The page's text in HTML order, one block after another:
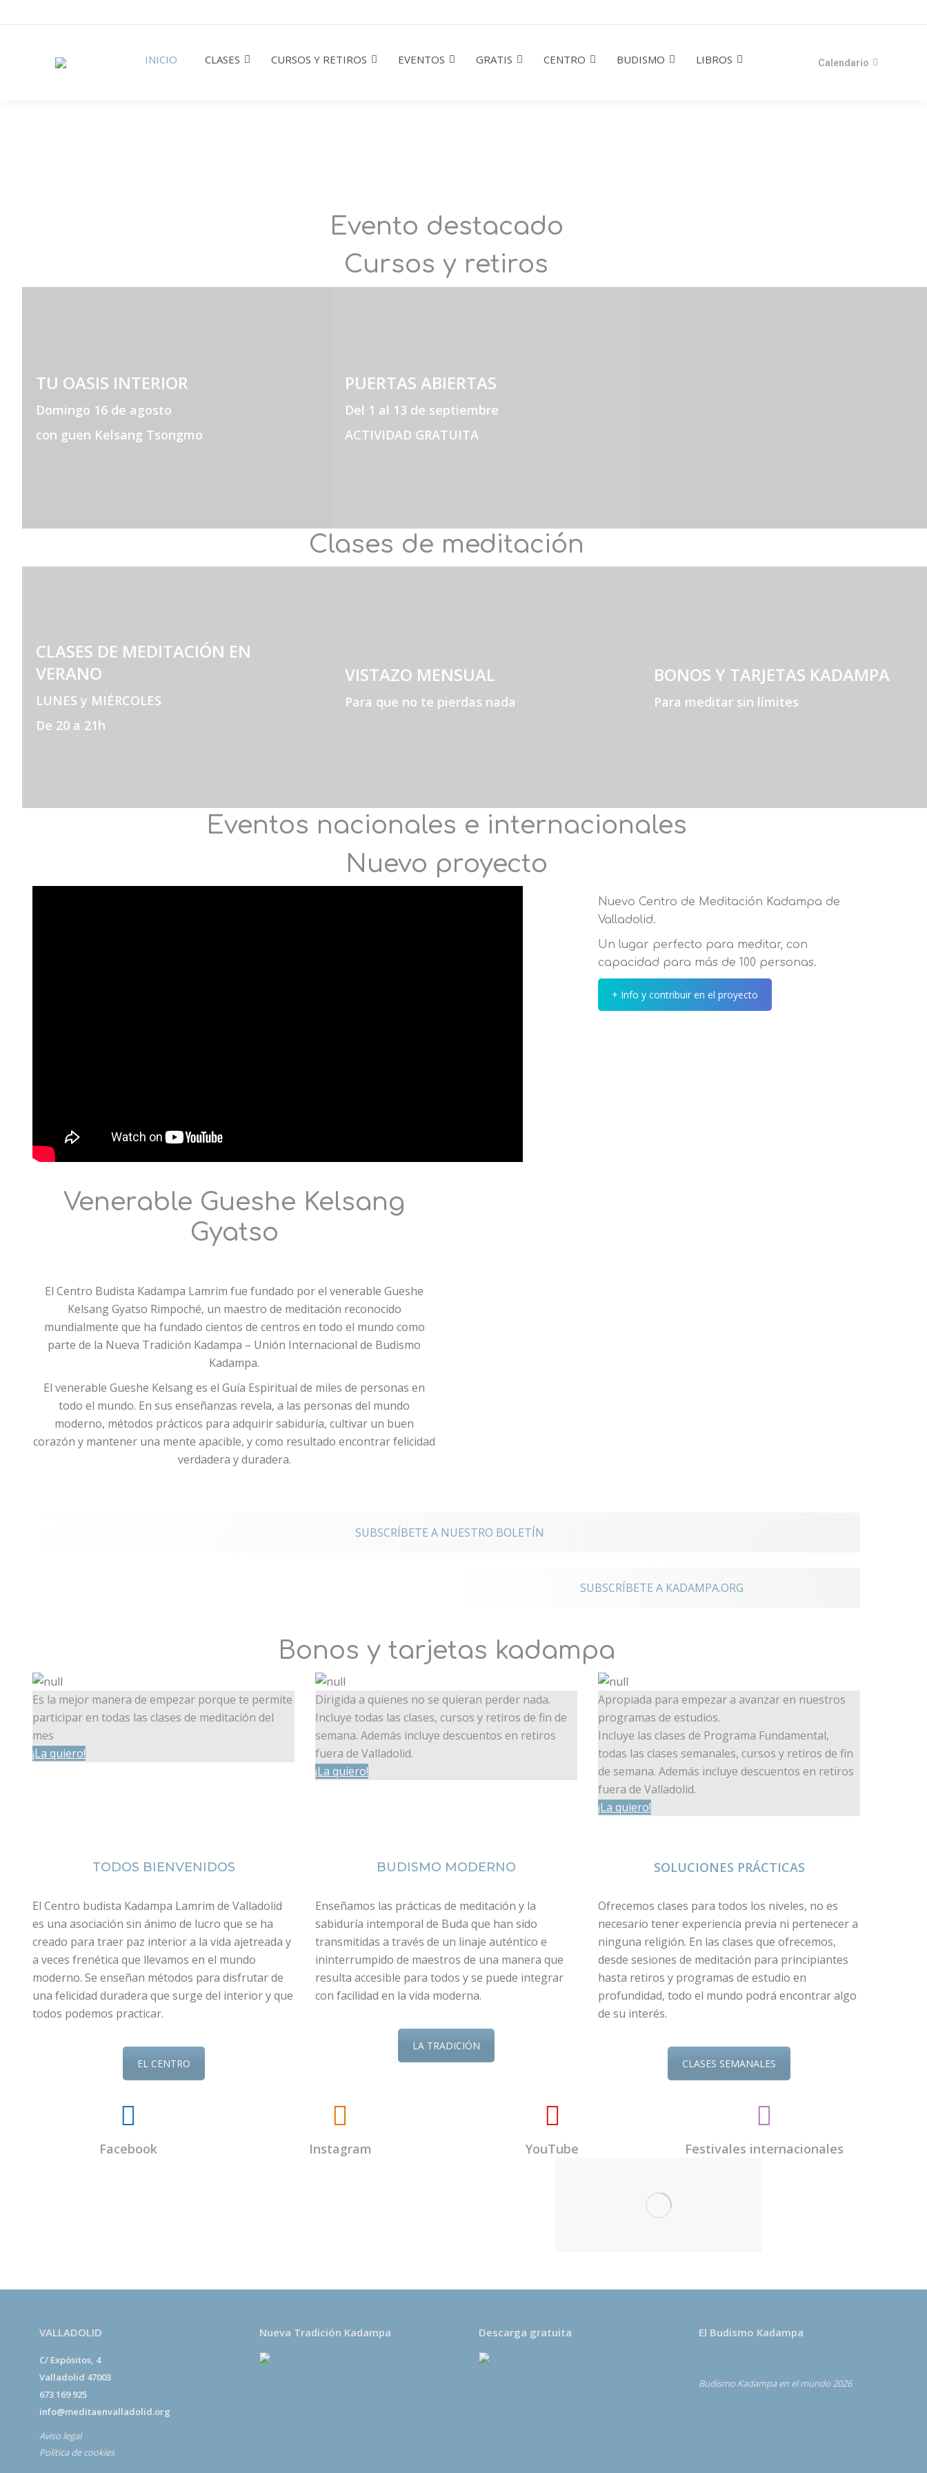
INICIO CLASES CURSOS Y RETIROS EVENTOS GRATIS CENTRO BUDISMO LIBROS Calendario
Evento destacado
Cursos y retiros
TU OASIS INTERIOR
Domingo 16 de agosto
con guen Kelsang Tsongmo
PUERTAS ABIERTAS
Del 1 al 13 de septiembre
ACTIVIDAD GRATUITA
Clases de meditación
CLASES DE MEDITACIÓN EN
VERANO
LUNES y MIÉRCOLES
De 20 a 21h
VISTAZO MENSUAL
Para que no te pierdas nada
BONOS Y TARJETAS KADAMPA
Para meditar sin límites
Eventos nacionales e internacionales
Nuevo proyecto
Nuevo Centro de Meditación Kadampa de
Valladolid.
Un lugar perfecto para meditar, con
capacidad para más de 100 personas.
+ Info y contribuir en el proyecto
Venerable Gueshe Kelsang
Gyatso
El Centro Budista Kadampa Lamrim fue fundado por el venerable Gueshe
Kelsang Gyatso Rimpoché, un maestro de meditación reconocido
mundialmente que ha fundado cientos de centros en todo el mundo como
parte de la Nueva Tradición Kadampa – Unión Internacional de Budismo
Kadampa.
El venerable Gueshe Kelsang es el Guía Espiritual de miles de personas en
todo el mundo. En sus enseñanzas revela, a las personas del mundo
moderno, métodos prácticos para adquirir sabiduría, cultivar un buen
corazón y mantener una mente apacible, y como resultado encontrar felicidad
verdadera y duradera.
SUBSCRÍBETE A NUESTRO BOLETÍN
SUBSCRÍBETE A KADAMPA.ORG
Bonos y tarjetas kadampa
Es la mejor manera de empezar porque te permite
participar en todas las clases de meditación del
mes
¡La quiero!
Dirigida a quienes no se quieran perder nada.
Incluye todas las clases, cursos y retiros de fin de
semana. Además incluye descuentos en retiros
fuera de Valladolid.
¡La quiero!
Apropiada para empezar a avanzar en nuestros
programas de estudios.
Incluye las clases de Programa Fundamental,
todas las clases semanales, cursos y retiros de fin
de semana. Además incluye descuentos en retiros
fuera de Valladolid.
¡La quiero!
TODOS BIENVENIDOS
El Centro budista Kadampa Lamrim de Valladolid
es una asociación sin ánimo de lucro que se ha
creado para traer paz interior a la vida ajetreada y
a veces frenética que llevamos en el mundo
moderno. Se enseñan métodos para disfrutar de
una felicidad duradera que surge del interior y que
todos podemos practicar.
EL CENTRO
BUDISMO MODERNO
Enseñamos las prácticas de meditación y la
sabiduría intemporal de Buda que han sido
transmitidas a través de un linaje auténtico e
ininterrumpido de maestros de una manera que
resulta accesible para todos y se puede integrar
con facilidad en la vida moderna.
LA TRADICIÓN
SOLUCIONES PRÁCTICAS
Ofrecemos clases para todos los niveles, no es
necesario tener experiencia previa ni pertenecer a
ninguna religión. En las clases que ofrecemos,
desde sesiones de meditación para principiantes
hasta retiros y programas de estudio en
profundidad, todo el mundo podrá encontrar algo
de su interés.
CLASES SEMANALES
Facebook Instagram YouTube Festivales internacionales
VALLADOLID
C/ Expósitos, 4
Valladolid 47003
673 169 925
info@meditaenvalladolid.org
Aviso legal
Política de cookies
Nueva Tradición Kadampa Descarga gratuita El Budismo Kadampa
Budismo Kadampa en el mundo 2026